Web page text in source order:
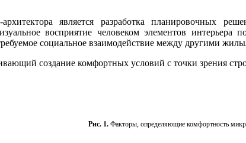
является разработка планировочных
восприятие человеком элементов интерьера
социальное взаимодействие между другими
создание комфортных условий с точки зрения
Рис. 1. Факторы, определяющие комфортность